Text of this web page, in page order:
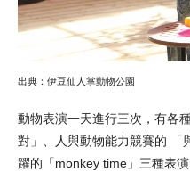
出典：伊豆仙人掌動物公園
動物表演一天進行三次，有各
對」、人與動物能力競賽的 「
躍的「monkey time」三種表